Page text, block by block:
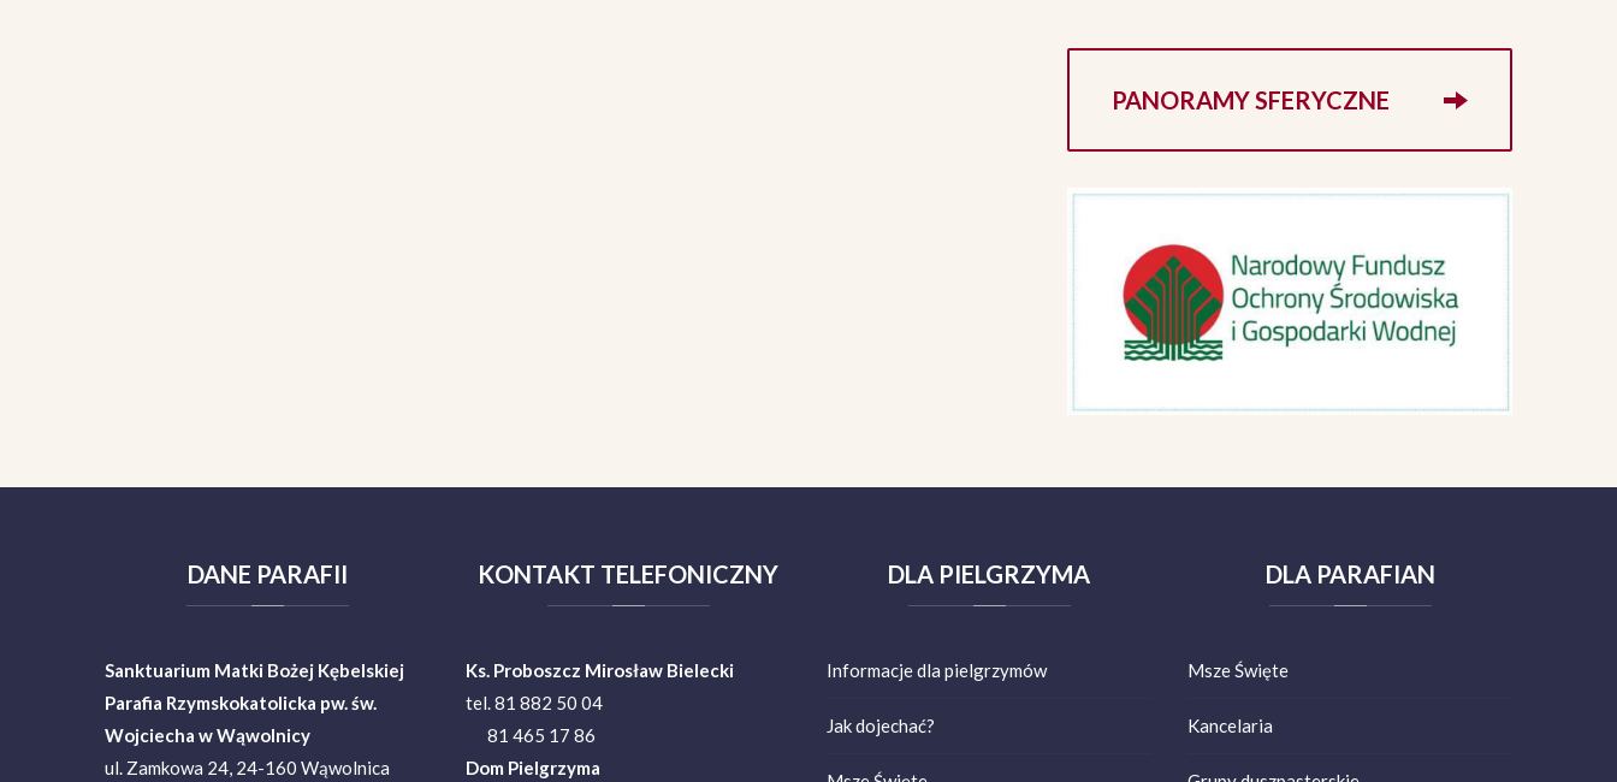
PANORAMY SFERYCZNE
DANE PARAFII
Sanktuarium Matki Bożej Kębelskiej
Parafia Rzymskokatolicka pw. św.
Wojciecha w Wąwolnicy
ul. Zamkowa 24, 24-160 Wąwolnica
KONTAKT TELEFONICZNY
Ks. Proboszcz Mirosław Bielecki
tel. 81 882 50 04
81 465 17 86
Dom Pielgrzyma
DLA PIELGRZYMA
Informacje dla pielgrzymów
Jak dojechać?
DLAPARAFIAN
Msze Święte
Kancelaria